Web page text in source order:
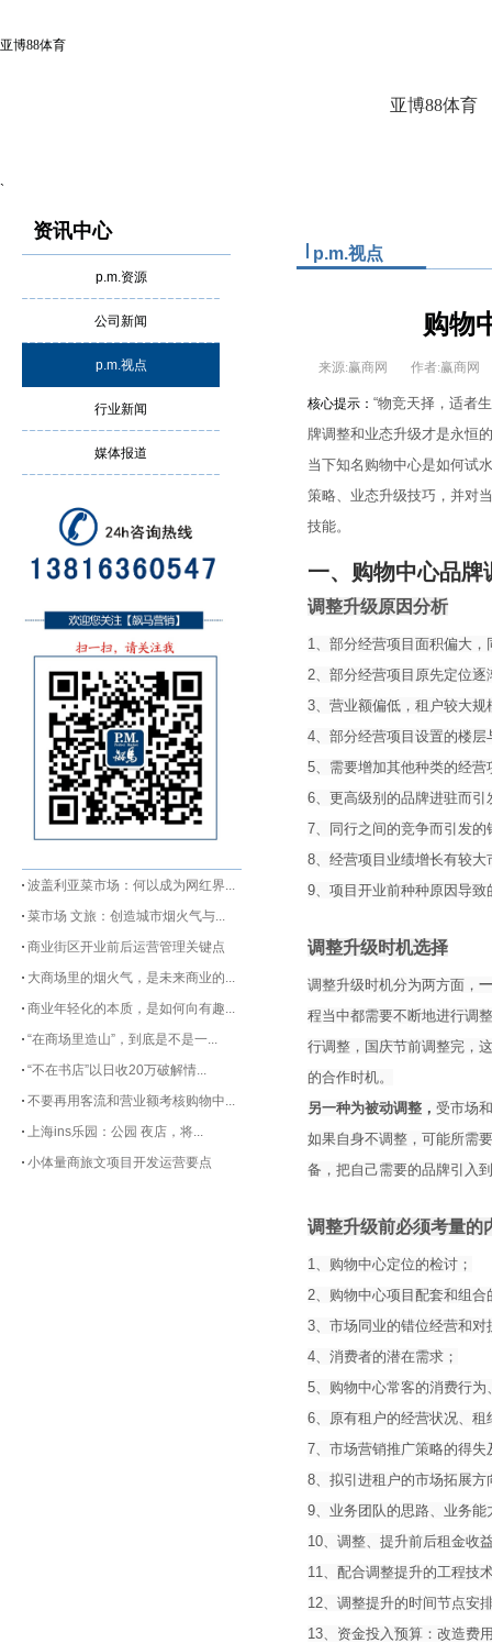
亚博88体育
亚博88体育
`
资讯中心
p.m.资源
公司新闻
p.m.视点
行业新闻
媒体报道
波盖利亚菜市场：何以成为网红界...
菜市场 文旅：创造城市烟火气与...
商业街区开业前后运营管理关键点
大商场里的烟火气，是未来商业的...
商业年轻化的本质，是如何向有趣...
“在商场里造山”，到底是不是一...
“不在书店”以日收20万破解情...
不要再用客流和营业额考核购物中...
上海ins乐园：公园 夜店，将...
小体量商旅文项目开发运营要点
p.m.视点
购物
来源:赢商网 作者:赢商
核心提示： “物竞天择，适者
牌调整和业态升级才是永恒
当下知名购物中心是如何试
策略、业态升级技巧，并对
技能。
一、购物中心品牌
调整升级原因分析
1、部分经营项目面积偏大
2、部分经营项目原先定位
3、营业额偏低，租户较大
4、部分经营项目设置的楼
5、需要增加其他种类的经
6、更高级别的品牌进驻而
7、同行之间的竞争而引发的
8、经营项目业绩增长有较大
9、项目开业前种种原因导
调整升级时机选择
调整升级时机分为两方面，
程当中都需要不断地进行调
行调整，国庆节前调整完，
的合作时机。
另一种为被动调整， 受市场
如果自身不调整，可能所需
备，把自己需要的品牌引入
调整升级前必须考量的
1、购物中心定位的检讨；
2、购物中心项目配套和组
3、市场同业的错位经营和对
4、消费者的潜在需求；
5、购物中心常客的消费行
6、原有租户的经营状况、租
7、市场营销推广策略的得失
8、拟引进租户的市场拓展
9、业务团队的思路、业务能
10、调整、提升前后租金收
11、配合调整提升的工程技
12、调整提升的时间节点安
13、资金投入预算：改造费